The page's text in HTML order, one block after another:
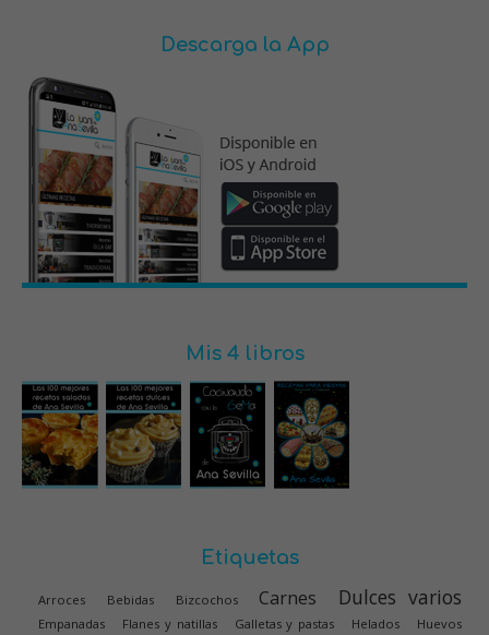
Descarga la App
Mis 4 libros
Etiquetas
Arroces Bebidas Bizcochos Carnes Dulces varios
Empanadas Flanes y natillas Galletas y pastas Helados Huevos